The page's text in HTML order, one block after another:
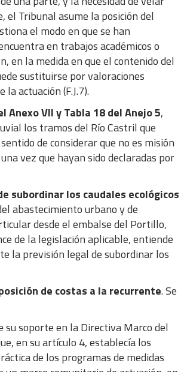
el Tribunal asume la posición del
el modo en que se han
en trabajos académicos o
en la medida en que el contenido del
sustituirse por valoraciones
actuación (F.J.7).
Anexo VII y Tabla 18 del Anejo 5,
los tramos del Río Castril que
de considerar que no es misión
vez que hayan sido declaradas por
subordinar los caudales ecológicos
abastecimiento urbano y de
desde el embalse del Portillo,
de la legislación aplicable, entiende
la previsión legal de subordinar los
de costas a la recurrente. Se
su soporte en la Directiva Marco del
en su artículo 4, establecía los
de los programas de medidas